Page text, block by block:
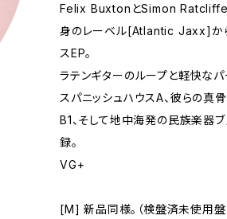
Felix BuxtonとSimon Ratcliffe
身のレーベル[Atlantic Jaxx]か
スEP。
ラテンギターのループと軽快な
スパニッシュハウスA、彼らの真
B1、そして地中海発の民族楽器
録。
VG+
[M] 新品同様。（検盤済未使用盤